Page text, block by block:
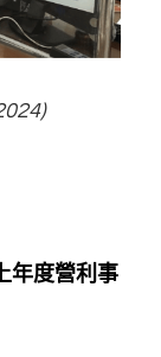
年度營利事